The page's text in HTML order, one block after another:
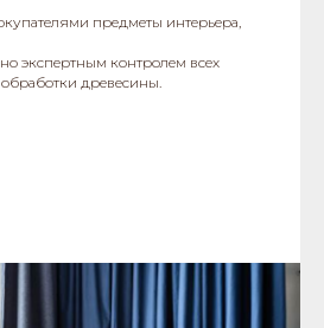
предметы интерьера,
экспертным контролем всех
древесины.